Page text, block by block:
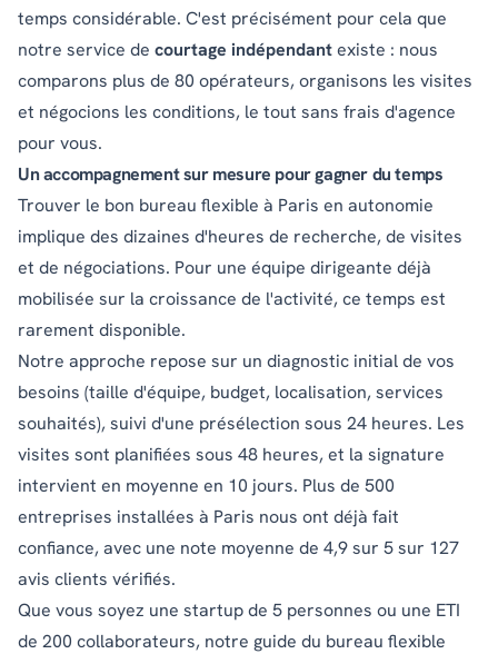
temps considérable. C'est précisément pour cela que
notre service de courtage indépendantexiste : nous
comparons plus de 80 opérateurs, organisons les visites
et négocions les conditions, le tout sans frais d'agence
pour vous.
Un accompagnement sur mesure pour gagner du temps
Trouver le bon bureau flexible à Paris en autonomie
implique des dizaines d'heures de recherche, de visites
et de négociations. Pour une équipe dirigeante déjà
mobilisée sur la croissance de l'activité, ce temps est
rarement disponible.
Notre approche repose sur un diagnostic initial de vos
besoins (taille d'équipe, budget, localisation, services
souhaités), suivi d'une présélection sous 24 heures. Les
visites sont planifiées sous 48 heures, et la signature
intervient en moyenne en 10 jours. Plus de 500
entreprises installées à Paris nous ont déjà fait
confiance, avec une note moyenne de 4,9 sur 5 sur 127
avis clients vérifiés.
Que vous soyez une startup de 5 personnes ou une ETI
de 200 collaborateurs, notre guide du bureau flexible